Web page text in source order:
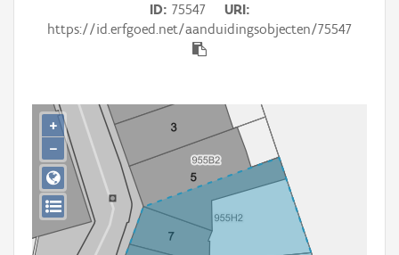
Persoon of collectief
Aanmelden
ID 75547
URI
https://id.erfgoed.net/aanduidingsobjecten/75547
+
−